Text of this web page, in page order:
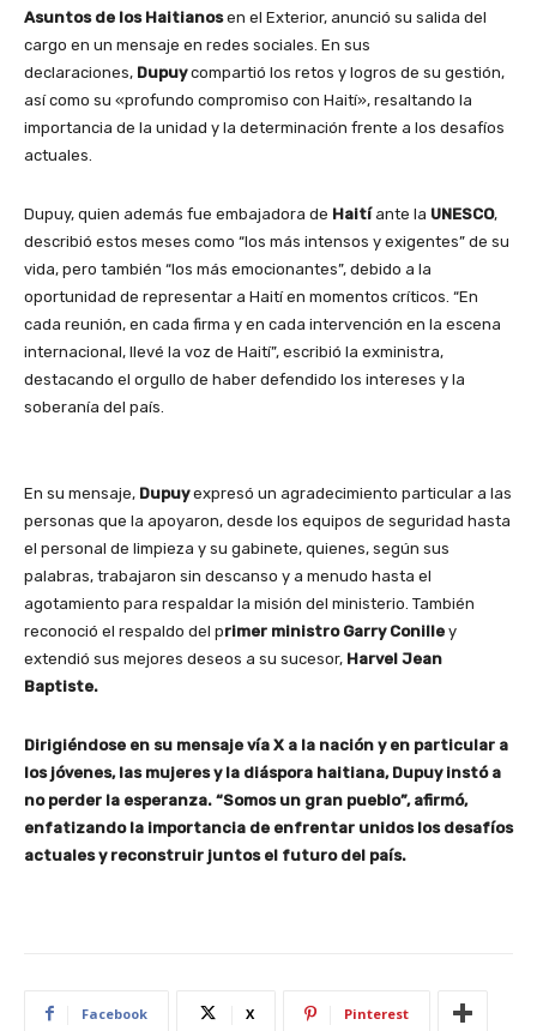
Asuntos de los Haitianosen el Exterior, anunció su salida del
cargo en un mensaje en redes sociales. En sus
declaraciones, Dupuycompartió los retos y logros de su gestión,
así como su «profundo compromiso con Haití», resaltando la
importancia de la unidad y la determinación frente a los desafíos
actuales.
Dupuy, quien además fue embajadora de Haitíante la UNESCO,
describió estos meses como “los más intensos y exigentes” de su
vida, pero también “los más emocionantes”, debido a la
oportunidad de representar a Haití en momentos críticos. “En
cada reunión, en cada firma y en cada intervención en la escena
internacional, llevé la voz de Haití”, escribió la exministra,
destacando el orgullo de haber defendido los intereses y la
soberanía del país.
En su mensaje, Dupuyexpresó un agradecimiento particular a las
personas que la apoyaron, desde los equipos de seguridad hasta
el personal de limpieza y su gabinete, quienes, según sus
palabras, trabajaron sin descanso y a menudo hasta el
agotamiento para respaldar la misión del ministerio. También
reconoció el respaldo del primer ministro Garry Conille y
extendió sus mejores deseos a su sucesor, Harvel Jean
Baptiste.
Dirigiéndose en su mensaje vía X a la nación y en particular a
los jóvenes, las mujeres y la diáspora haitiana, Dupuy instó a
no perder la esperanza. “Somos un gran pueblo”, afirmó,
enfatizando la importancia de enfrentar unidos los desafíos
actuales y reconstruir juntos el futuro del país.
Facebook X Pinterest